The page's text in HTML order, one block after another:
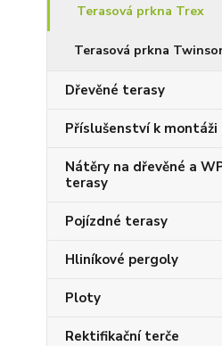
Terasová prkna Trex
Terasová prkna
Dřevěné terasy
Příslušenství k
Nátěry na dřevěné a
terasy
Pojízdné terasy
Hliníkové pergoly
Ploty
Rektifikační terče